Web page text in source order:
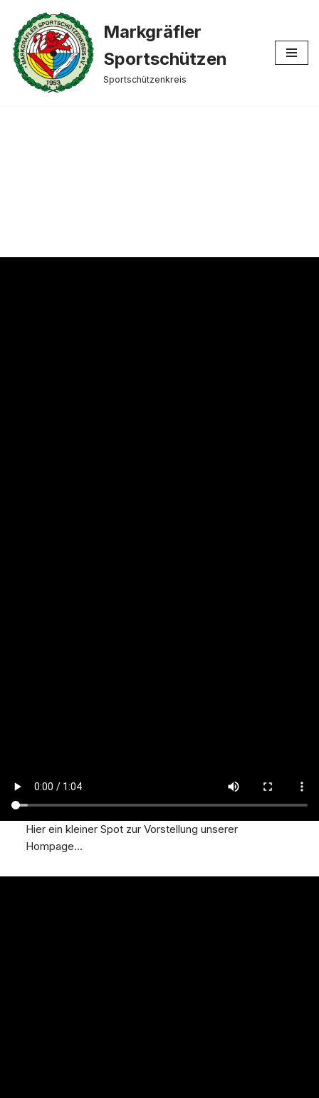
Zum
Inhalt
springen
Markgräfler
Sportschützen
Sportschützenkreis
Hier ein kleiner Spot zur Vorstellung unserer
Hompage…